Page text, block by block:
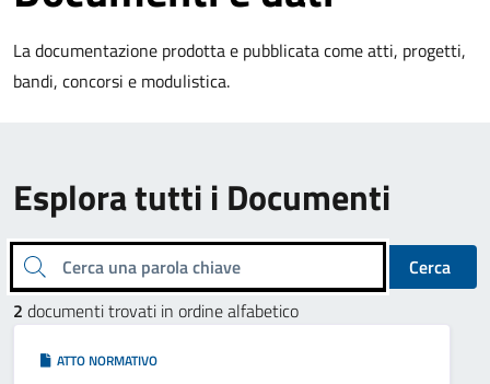
La documentazione prodotta e pubblicata come atti, progetti,
bandi, concorsi e modulistica.
Esplora tutti i Documenti
Cerca una parola chiave
Cerca
2 documenti trovati in ordine alfabetico
ATTO NORMATIVO